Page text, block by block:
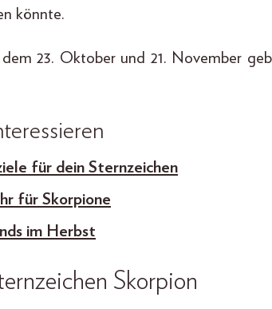
könnte.
23. Oktober und 21. November
für dein Sternzeichen
für Skorpione
im Herbst
Skorpion